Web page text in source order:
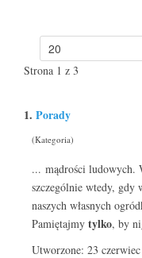
Strona 1 z 3
1. Porady
(Kategoria)
... mądrości ludowych.
szczególnie wtedy, gdy
naszych własnych
Pamiętajmy tylko, by
Utworzone: 23